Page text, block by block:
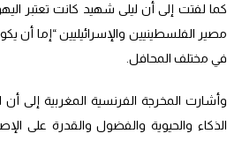
كما لفتت إلى أن ليلى شهيد كانت تعتبر
مصير الفلسطينيين والإسرائيليين “إما أن
في مختلف المحافل.
وأشارت المخرجة الفرنسية المغربية إلى
الذكاء والحيوية والفضول والقدرة على